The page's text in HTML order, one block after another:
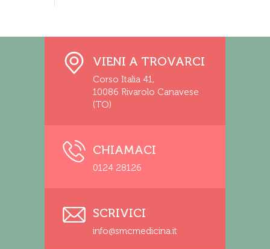
VIENI A TROVARCI
Corso Italia 41,
10086 Rivarolo Canavese
(TO)
CHIAMACI
0124 28126
SCRIVICI
info@smcmedicina.it